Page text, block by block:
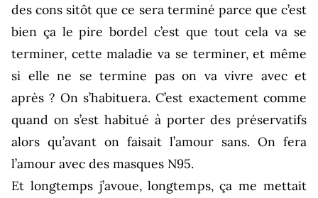
des cons sitôt que ce sera terminé parce que c’est
bien ça le pire bordel c’est que tout cela va se
terminer, cette maladie va se terminer, et même
si elle ne se termine pas on va vivre avec et
après ? On s’habituera. C’est exactement comme
quand on s’est habitué à porter des préservatifs
alors qu’avant on faisait l’amour sans. On fera
l’amour avec des masques N95.
Et longtemps j’avoue, longtemps, ça me mettait